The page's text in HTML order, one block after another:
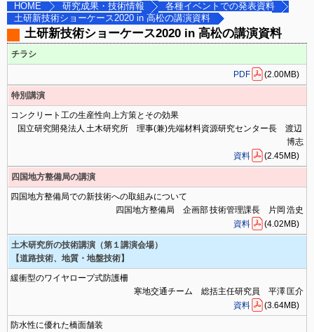
HOME 研究成果・技術情報
各種イベントでの発表資料
土研新技術ショーケース2020 in 高松の講演資料
土研新技術ショーケース2020 in 高松の講演資料
チラシ
PDF (2.00MB)
特別講演
コンクリート工の生産性向上方策とその効果
国立研究開発法人 土木研究所 理事(兼)先端材料資源研究センター長 渡辺
博志
資料
(2.45MB)
四国地方整備局の講演
四国地方整備局での新技術への取組みについて
四国地方整備局 企画部 技術管理課長 片岡 浩史
資料
(4.02MB)
土木研究所の技術講演（第１講演会場）
【道路技術、地質・地盤技術】
緩衝型のワイヤロープ式防護柵
寒地交通チーム 総括主任研究員 平澤 匡介
資料
(3.64MB)
防水性に優れた橋面舗装